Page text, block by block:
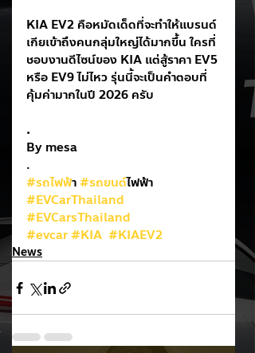
KIA EV2 คือหมัดเด็ดที่จะทำให้แบรนด์
เกียเข้าถึงคนกลุ่มใหญ่ได้มากขึ้น ใครที่
ชอบงานดีไซน์ของ KIA แต่สู้ราคา EV5
หรือ EV9 ไม่ไหว รุ่นนี้จะเป็นคำตอบที่
คุ้มค่ามากในปี 2026 ครับ
.
By mesa
.
#รถไฟฟ้า #รถยนต์ไฟฟ้า
#EVCarThailand
#EVCarsThailand
#evcar#KIA #KIAEV2
News